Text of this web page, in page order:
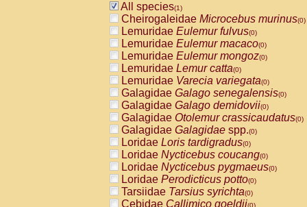
All species(1)
Cheirogaleidae Microcebus murinus(0)
Lemuridae Eulemur fulvus(0)
Lemuridae Eulemur macaco(0)
Lemuridae Eulemur mongoz(0)
Lemuridae Lemur catta(0)
Lemuridae Varecia variegata(0)
Galagidae Galago senegalensis(0)
Galagidae Galago demidovii(0)
Galagidae Otolemur crassicaudatus(0)
Galagidae Galagidae spp.(0)
Loridae Loris tardigradus(0)
Loridae Nycticebus coucang(0)
Loridae Nycticebus pygmaeus(0)
Loridae Perodicticus potto(0)
Tarsiidae Tarsius syrichta(0)
Cebidae Callimico goeldii(0)